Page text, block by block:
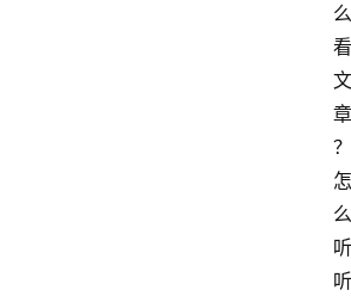
么
看
文
章
？
怎
么
听
听